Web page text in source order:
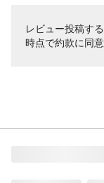
レビュー投稿す
時点で約款に同